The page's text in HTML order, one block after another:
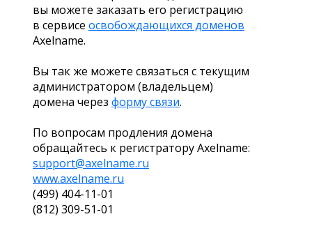
вы можете заказать его регистрацию
в сервисе освобождающихся доменов
Axelname.
Вы так же можете связаться с текущим
администратором (владельцем)
домена через форму связи.
По вопросам продления домена
обращайтесь к регистратору Axelname:
support@axelname.ru
www.axelname.ru
(499) 404-11-01
(812) 309-51-01